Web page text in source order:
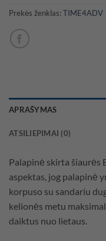
Prekės ženklas: TIME4ADV
APRAŠYMAS
ATSILIEPIMAI (0)
Palapinė skirta šiaurės
aspektas, jog palapinė
korpuso su sandariu
kelionės metu
daiktus nuo lietaus.